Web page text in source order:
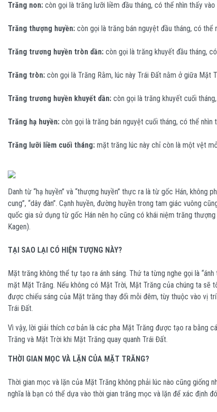
Trăng non: còn gọi là trăng lưỡi liềm đầu tháng, có thể nhìn thấy vào
Trăng thượng huyền: còn gọi là trăng bán nguyệt đầu tháng, có thể
Trăng trương huyền tròn dần: còn gọi là trăng khuyết đầu tháng,
Trăng tròn: còn gọi là Trăng Rằm, lúc này Trái Đất nằm ở giữa Mặt
Trăng trương huyền khuyết dần: còn gọi là trăng khuyết cuối
Trăng hạ huyền: còn gọi là trăng bán nguyệt cuối tháng, có thể nhìn
Trăng lưỡi liềm cuối tháng: mặt trăng lúc này chỉ còn là một vệt
Danh từ “hạ huyền” và “thượng huyền” thực ra là từ gốc Hán, không
cung”, “dây đàn”. Cạnh huyền, đường huyền trong tam giác vuông
quốc gia sử dụng từ gốc Hán nên họ cũng có khái niệm trăng
Kagen).
TẠI SAO LẠI CÓ HIỆN TƯỢNG NÀY?
Mặt trăng không thể tự tạo ra ánh sáng. Thứ ta từng nghe gọi là
mặt Mặt Trăng. Nếu không có Mặt Trời, Mặt Trăng của chúng ta sẽ
được chiếu sáng của Mặt trăng thay đổi mỗi đêm, tùy thuộc vào vị
Trái Đất.
Vì vậy, lời giải thích cơ bản là các pha Mặt Trăng được tạo ra bằng
Trăng và Mặt Trời khi Mặt Trăng quay quanh Trái Đất.
THỜI GIAN MỌC VÀ LẶN CỦA MẶT TRĂNG?
Thời gian mọc và lặn của Mặt Trăng không phải lúc nào cũng giống
nghĩa là bạn có thể dựa vào thời gian trăng mọc và lặn để xác định